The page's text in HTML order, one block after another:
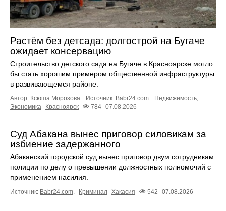
Растём без детсада: долгострой на Бугаче
ожидает консервацию
Строительство детского сада на Бугаче в Красноярске могло
бы стать хорошим примером общественной инфраструктуры
в развивающемся районе.
Автор: Ксюша Морозова. Источник: Babr24.com Недвижимость
Экономика
Красноярск 784 07.08.2026
Суд Абакана вынес приговор силовикам за
избиение задержанного
Абаканский городской суд вынес приговор двум сотрудникам
полиции по делу о превышении должностных полномочий с
применением насилия.
Источник: Babr24.com. Криминал Хакасия 542 07.08.2026